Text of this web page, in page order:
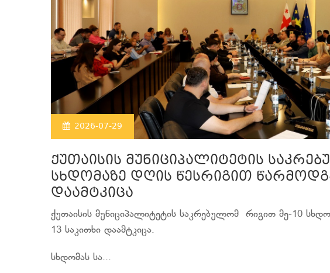
2026-07-29
ქუთაისის მუნიციპალიტეტის
სხდომაზე დღის წესრიგით
დაამტკიცა
ქუთაისის მუნიციპალიტეტის საკრებულომ რიგით მე-10
13 საკითხი დაამტკიცა.
სხდომას სა...